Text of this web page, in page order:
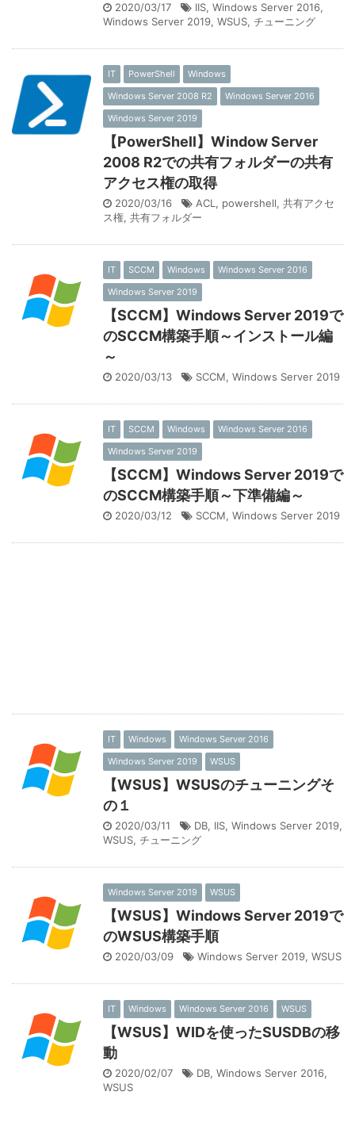
2020/03/17 IIS, Windows Server 2016,
Windows Server 2019, WSUS, チューニング
IT PowerShell
Windows
Windows Server 2008 R2
Windows Server 2016
Windows Server 2019
【PowerShell】Window Server
2008 R2での共有フォルダーの共有
アクセス権の取得
2020/03/16 ACL , powershell, 共有アクセ
ス権, 共有フォルダー
IT SCCM Windows
Windows Server 2016
Windows Server 2019
【SCCM】Windows Server 2019で
のSCCM構築手順～インストール編
～
2020/03/13 SCCM, Windows Server 2019
IT SCCM Windows
Windows Server 2016
Windows Server 2019
【SCCM】Windows Server 2019で
のSCCM構築手順～下準備編～
2020/03/12 SCCM, Windows Server 2019
IT Windows
Windows Server 2016
Windows Server 2019
WSUS
【WSUS】WSUSのチューニングそ
の１
2020/03/11 DB, IIS, Windows Server 2019,
WSUS, チューニング
Windows Server 2019 WSUS
【WSUS】Windows Server 2019で
のWSUS構築手順
2020/03/09 Windows Server 2019, WSUS
IT Windows Windows Server 2016 WSUS
【WSUS】WIDを使ったSUSDBの移
動
2020/02/07 DB, Windows Server 2016,
WSUS